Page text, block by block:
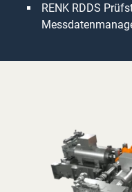
RENK RDDS